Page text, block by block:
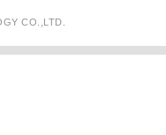
CO.,LTD.